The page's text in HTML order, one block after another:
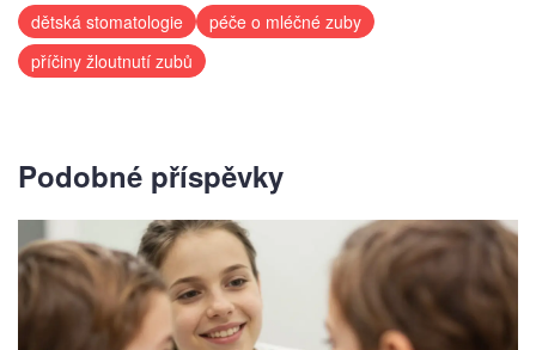
dětská stomatologie
péče o mléčné zuby
příčiny žloutnutí zubů
Podobné příspěvky